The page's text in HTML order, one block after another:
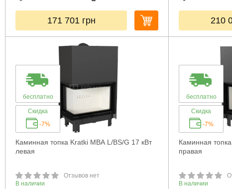
171 701 грн 210
бесплатно
Скидка
-7%
Каминная топка Kratki MBA L/BS/G 17 кВт
левая
Отзывов нет
В наличии
бесплатно
Скидка
-7%
Каминная
правая
В наличии